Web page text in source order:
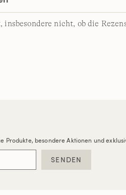
nicht, ob die
Produkte, besondere Aktionen und
SENDEN